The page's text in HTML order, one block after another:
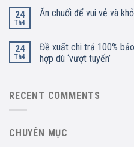
24
Th4
Ăn chuối để vui vẻ và
24
Th4
Đề xuất chi trả 100%
hợp dù ‘vượt tuyến’
RECENT COMMENTS
CHUYÊN MỤC